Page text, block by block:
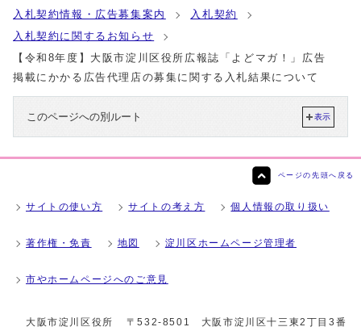
入札契約情報・広告募集案内
入札契約
入札契約に関するお知らせ
【令和8年度】大阪市淀川区役所広報誌「よどマガ！」広告
掲載にかかる広告代理店の募集に関する入札結果について
このページへの別ルート 表示
ページの先頭へ戻る
サイトの使い方 サイトの考え方 個人情報の取り扱い
著作権・免責 地図 淀川区ホームページ管理者
市やホームページへのご意見
大阪市淀川区役所 〒532-8501 大阪市淀川区十三東2丁目3番